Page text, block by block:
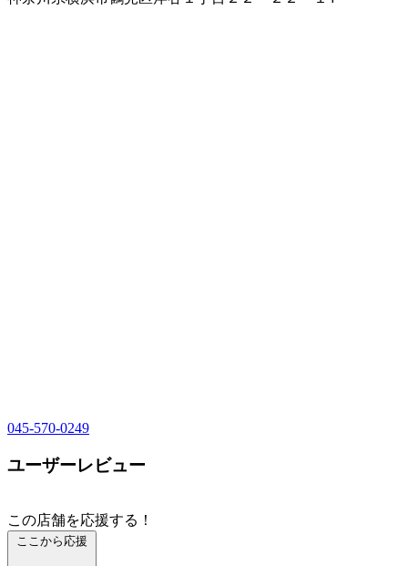
045-570-0249
ユーザーレビュー
この店舗を応援する！
ここから応援